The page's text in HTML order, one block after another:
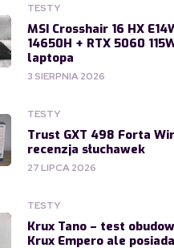
TESTY
MSI Crosshair 16 HX
14650H + RTX 5060
laptopa
3 SIERPNIA 2026
TESTY
Trust GXT 498 Forta
recenzja słuchawek
27 LIPCA 2026
TESTY
Krux Tano – test
Krux Empero ale